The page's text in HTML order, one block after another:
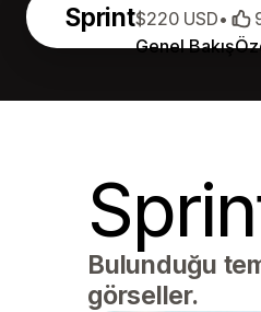
Sprint
Genel Bakış
$220 USD•
Bulunduğu
görseller.